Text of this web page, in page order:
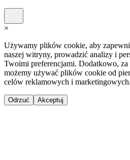
×
Używamy plików cookie, aby
naszej witryny, prowadzić analizy i
Twoimi preferencjami. Dodatkowo,
możemy używać plików cookie od
celów reklamowych i marketingowych.
Odrzuć Akceptuj